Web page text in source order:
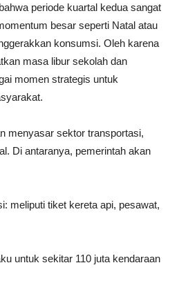
periode kuartal kedua sangat
besar seperti Natal atau
konsumsi. Oleh karena
masa libur sekolah dan
momen strategis untuk
menyasar sektor transportasi,
Di antaranya, pemerintah akan
meliputi tiket kereta api, pesawat,
untuk sekitar 110 juta kendaraan